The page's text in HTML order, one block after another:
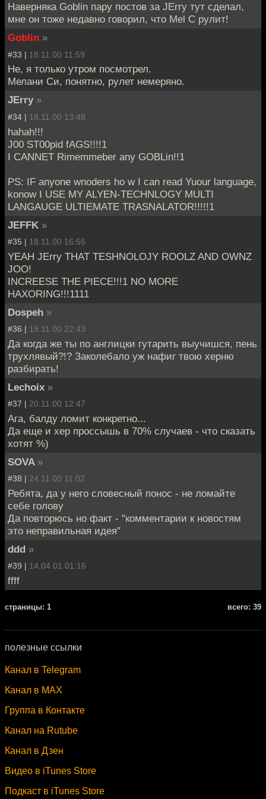
Наверняка Goblin пару постов за JErry тут сделал,
мне он тоже недавно говорил, что Mel C рулит!
Goblin »
#33 | 18.11.00 11:59
Не, я только утром посмотрел.
Мелани Си, понятно, рулет немеряно.
JErry »
#34 | 18.11.00 13:48
hahah!!!
J00 ST00pid fAGS!!!!1
I CANNET Rimemmeber any GOBLin!!1
PS: IF anyone wnoders ho w I can read Yuour language,
konow I USE MY ALYEN-TECHNLOGY MULTI
LANGAUGE ULTIEMATE TRASNALATOR!!!!!1
JEFFK »
#35 | 18.11.00 16:55
YEAH JErry THAT TESHNOLOJY ROOLZ AND OWNZ
JOO!
INCREESE THE PIECE!!!1 NO MORE
HAXORING!!!1111
Dospeh »
#36 | 19.11.00 22:43
Да когда же ты по англицки гутарить выучишся, пень
трухлявый?!? Заколебало уж нафиг твою херню
разбирать!
Lechoix »
#37 | 20.11.00 12:47
Ага, балду ломит конкретно...
Да еще и хер проссышь в 70% случаев - что сказать
хотят %)
SOVA »
#38 | 24.11.00 11:02
Ребята, да у него словесный понос - не ломайте
себе голову
Да повторюсь но факт - "комментарии к новостям
это неправильная идея"
ddd »
#39 | 14.04.01 01:16
ffff
cтраницы: 1 всего: 39
полезные ссылки
Канал в Telegram
Канал в MAX
Группа в Контакте
Канал на Rutube
Канал в Дзен
Видео в iTunes Store
Подкаст в iTunes Store